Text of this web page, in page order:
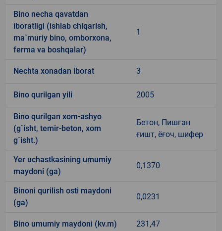
Bino necha qavatdan
iboratligi (ishlab chiqarish,
ma`muriy bino, omborxona,
ferma va boshqalar)
1
Nechta xonadan iborat 3
Bino qurilgan yili 2005
Bino qurilgan xom-ashyo
(g`isht, temir-beton, xom
g`isht.)
Бетон, Пишган
ғишт, ёғоч, шифер
Yer uchastkasining umumiy
maydoni (ga)
0,1370
Binoni qurilish osti maydoni
(ga)
0,0231
Bino umumiy maydoni (kv.m) 231,47